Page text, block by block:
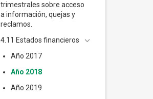
trimestrales sobre acceso
a información, quejas y
reclamos.
4.11 Estados financieros
Año 2017
Año 2018
Año 2019